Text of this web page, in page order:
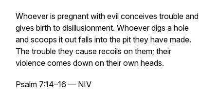
Whoever is pregnant with evil conceives trouble and
gives birth to disillusionment. Whoever digs a hole
and scoops it out falls into the pit they have made.
The trouble they cause recoils on them; their
violence comes down on their own heads.
Psalm 7:14–16 — NIV